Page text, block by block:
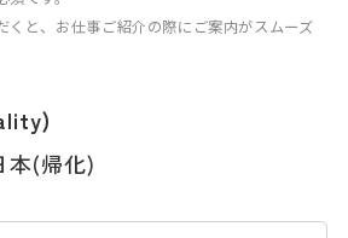
と、お仕事ご紹介の際にご案内がスムーズ
本(帰化)